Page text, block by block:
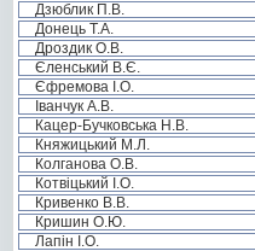
Дзюблик П.В.
Донець Т.А.
Дроздик О.В.
Єленський В.Є.
Єфремова І.О.
Іванчук А.В.
Кацер-Бучковська Н.В.
Княжицький М.Л.
Колганова О.В.
Котвіцький І.О.
Кривенко В.В.
Кришин О.Ю.
Лапін І.О.